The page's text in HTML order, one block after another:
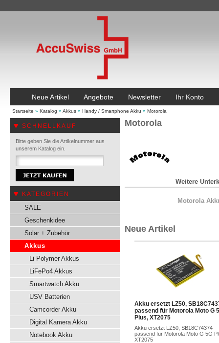
Neue Artikel Angebote Newsletter Ihr Konto
Startseite » Katalog » Akkus » Handy / Smartphone Akku » Motorola
SCHNELLKAUF
Bitte geben Sie die Artikelnummer aus
unserem Katalog ein.
KATEGORIEN
SALE
Geschenkidee
Solar + Zubehör
Akkus
Li-Polymer Akkus
LiFePo4 Akkus
Smartwatch Akku
USV Batterien
Camcorder Akku
Digital Kamera Akku
Notebook Akku
Motorola
Weitere
Motorola
Neue Artikel
Akku ersetzt LZ50,
passend für Motorola Moto G
Plus, XT2075
Akku ersetzt LZ50, SB18C74374
passend für Motorola Moto G 5G
XT2075